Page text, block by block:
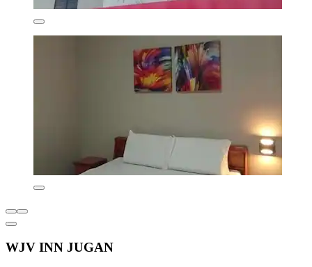
WJV INN JUGAN